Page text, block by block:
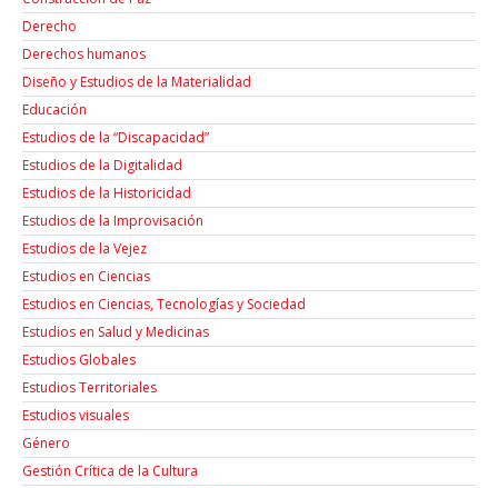
Derecho
Derechos humanos
Diseño y Estudios de la Materialidad
Educación
Estudios de la “Discapacidad”
Estudios de la Digitalidad
Estudios de la Historicidad
Estudios de la Improvisación
Estudios de la Vejez
Estudios en Ciencias
Estudios en Ciencias, Tecnologías y Sociedad
Estudios en Salud y Medicinas
Estudios Globales
Estudios Territoriales
Estudios visuales
Género
Gestión Crítica de la Cultura